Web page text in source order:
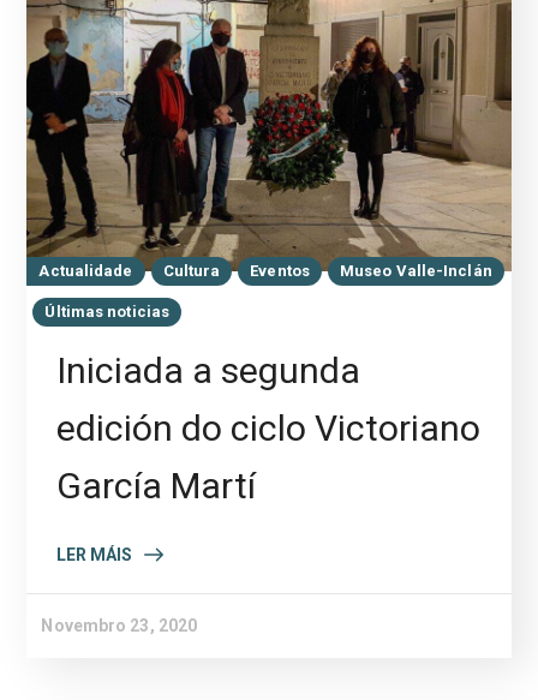
Actualidade Cultura Eventos Museo Valle-Inclán
Últimas noticias
Iniciada a segunda
edición do ciclo Victoriano
García Martí
LER MÁIS
Novembro 23, 2020